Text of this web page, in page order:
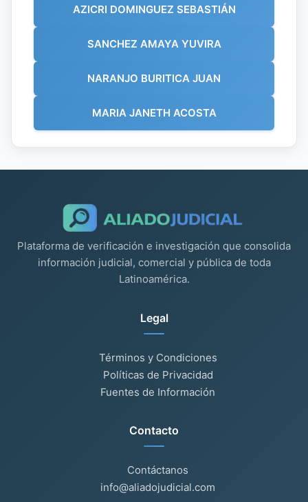
AZICRI DOMINGUEZ SEBASTIÁN
SANCHEZ AMAYA YUVIRA
NARANJO BURITICA JUAN
MARIA JANETH ACOSTA
Plataforma de verificación e investigación que consolida
información judicial, comercial y pública de toda
Latinoamérica.
Legal
Términos y Condiciones
Políticas de Privacidad
Fuentes de Información
Contacto
Contáctanos
info@aliadojudicial.com